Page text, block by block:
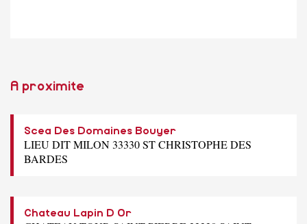
A proximite
Scea Des Domaines Bouyer
LIEU DIT MILON 33330 ST CHRISTOPHE DES
BARDES
Chateau Lapin D Or